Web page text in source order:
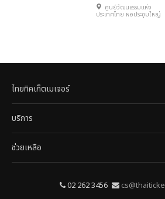
ศูนย์วัฒนธรรมแห่ง
ประเทศไทย หอประชุมใหญ่
ไทยทิคเก็ตเมเจอร์
บริการ
ช่วยเหลือ
02 262 3456